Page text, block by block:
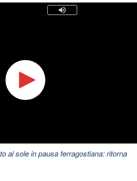
al sole in pausa ferragostiana: ritorna